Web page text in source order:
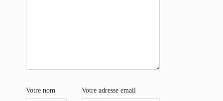
Votre nom Votre adresse email